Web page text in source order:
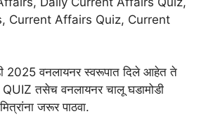
Current Affairs Quiz, Current
2025 वनलायनर स्वरूपात दिले आहेत ते
तसेच वनलायनर चालू घडामोडी
जरूर पाठवा.